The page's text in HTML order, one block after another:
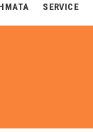
SERVICE